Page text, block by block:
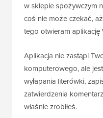
w sklepie spożywczym
coś nie może czekać,
tego otwieram aplikację
Aplikacja nie zastąpi
komputerowego, ale
wyłapania literówki,
zatwierdzenia
właśnie zrobiłeś.